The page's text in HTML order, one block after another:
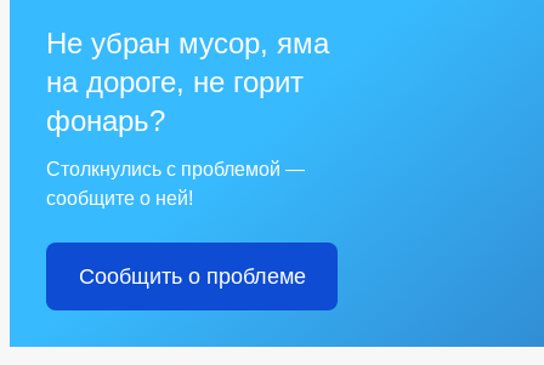
Не убран мусор, яма
на дороге, не горит
фонарь?
Столкнулись с проблемой —
сообщите о ней!
Сообщить о проблеме